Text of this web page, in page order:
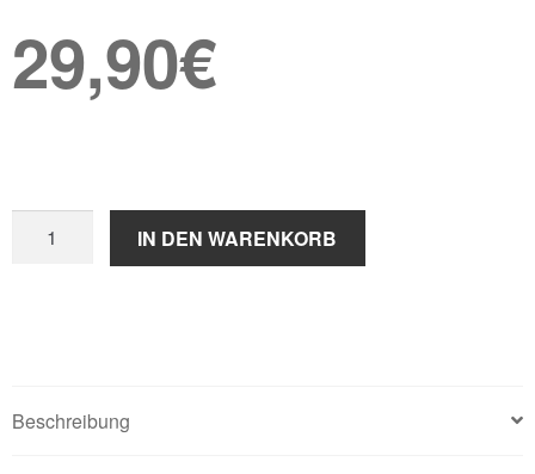
29,90€
Menge
IN DEN WARENKORB
Beschreibung